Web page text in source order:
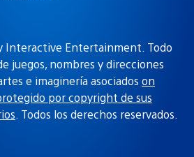
Interactive Entertainment. Todo
juegos, nombres y direcciones
e imaginería asociados on
por copyright de sus
. Todos los derechos reservados.